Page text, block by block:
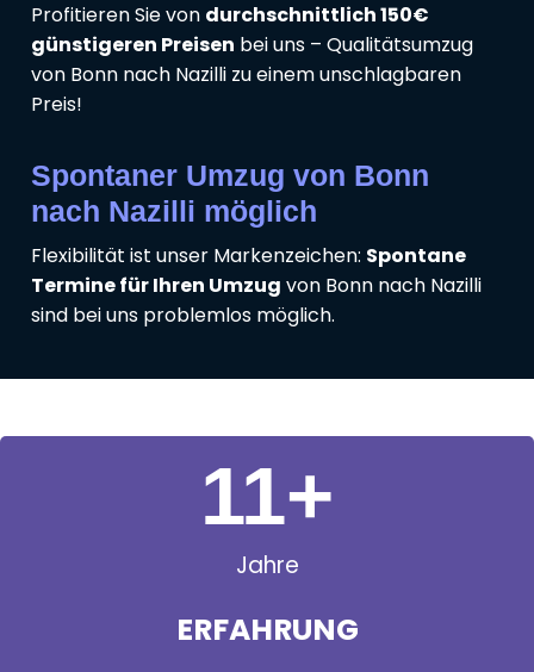
Profitieren Sie von durchschnittlich 150€
günstigeren Preisen bei uns – Qualitätsumzug
von Bonn nach Nazilli zu einem unschlagbaren
Preis!
Spontaner Umzug von Bonn
nach Nazilli möglich
Flexibilität ist unser Markenzeichen: Spontane
Termine für Ihren Umzug von Bonn nach Nazilli
sind bei uns problemlos möglich.
Jahre
ERFAHRUNG
11+